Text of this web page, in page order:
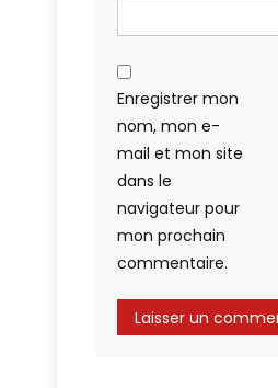
Enregistrer mon
nom, mon e-
mail et mon site
dans le
navigateur pour
mon prochain
commentaire.